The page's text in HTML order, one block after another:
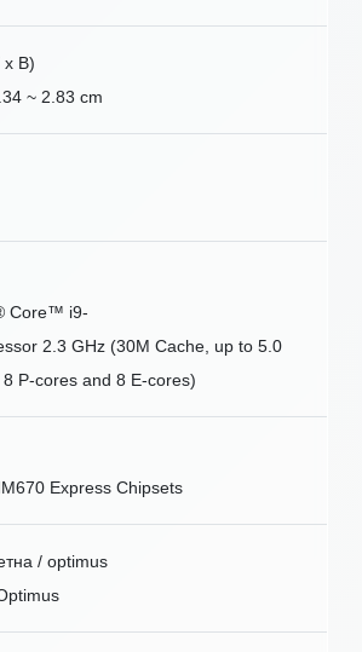
x В)
~ 2.83 cm
Core™ i9-
2.3 GHz (30M Cache, up to 5.0
P-cores and 8 E-cores)
Express Chipsets
/ optimus